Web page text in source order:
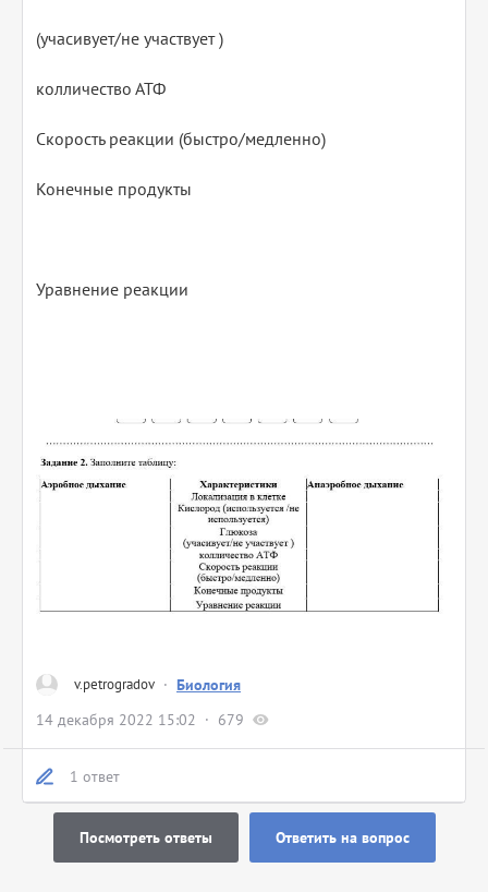
v.petrogradov · Биология
14 декабря 2022 15:02
679
(учасивует/не участвует )
колличество АТФ
Скорость реакции (быстро/медленно)
Конечные продукты
Уравнение реакции
1 ответ
Посмотреть ответы Ответить на вопрос